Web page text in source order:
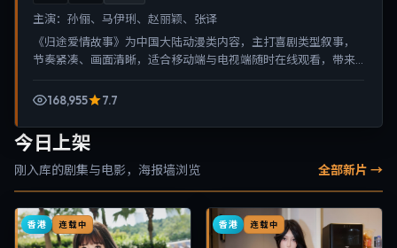
主演： 孙俪、马伊琍、赵丽颖、张译
《归途爱情故事》为中国大陆动漫类内容，主打喜剧类型叙事，
节奏紧凑、画面清晰，适合移动端与电视端随时在线观看，带来
168,955
7.7
今日上架
刚入库的剧集与电影，海报墙浏览 全部新片 →
香港 连载中 香港 连载中